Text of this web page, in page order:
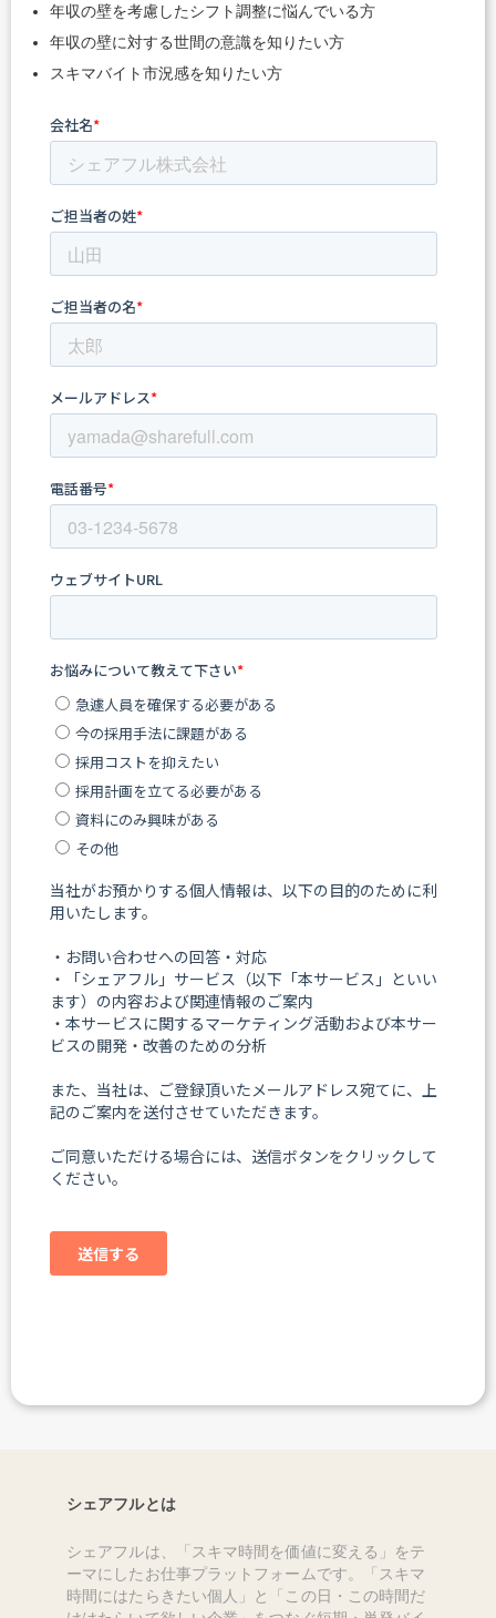
年収の壁を考慮したシフト調整に悩んでいる方
年収の壁に対する世間の意識を知りたい方
スキマバイト市況感を知りたい方
シェアフルとは
シェアフルは、「スキマ時間を価値に変える」をテ
ーマにしたお仕事プラットフォームです。「スキマ
時間にはたらきたい個人」と「この日・この時間だ